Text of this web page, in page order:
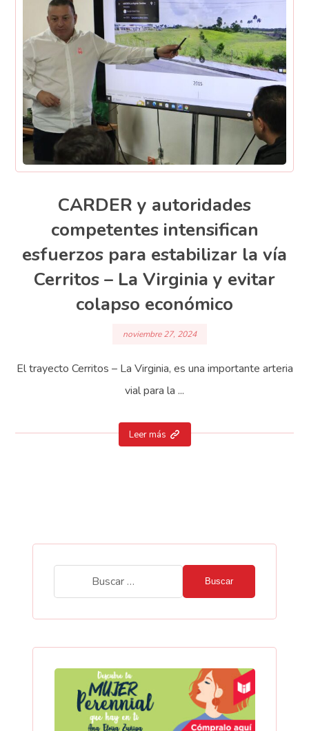
CARDER y autoridades
competentes intensifican
esfuerzos para estabilizar la vía
Cerritos – La Virginia y evitar
colapso económico
noviembre 27, 2024
El trayecto Cerritos – La Virginia, es una importante arteria
vial para la ...
Leer más
Buscar